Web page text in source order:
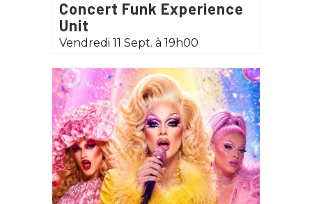
Concert Funk Experience
Unit
Vendredi 11 Sept. à 19h00